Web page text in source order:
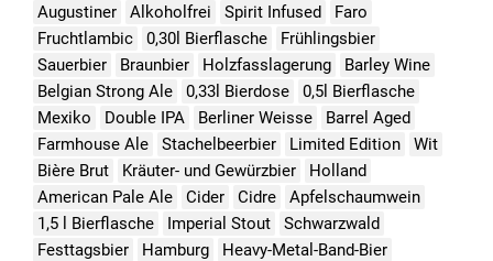
Augustiner
Alkoholfrei Spirit Infused
Faro
Fruchtlambic
0,30l Bierflasche
Frühlingsbier
Sauerbier
Braunbier Holzfasslagerung
Barley Wine
Belgian Strong Ale
0,33l Bierdose
0,5l Bierflasche
Mexiko
Double IPA Berliner Weisse
Barrel Aged
Farmhouse Ale
Stachelbeerbier Limited Edition
Wit
Bière Brut
Kräuter- und Gewürzbier
Holland
American Pale Ale
Cider Cidre
Apfelschaumwein
1,5 l Bierflasche
Imperial Stout
Schwarzwald
Festtagsbier
Hamburg
Heavy-Metal-Band-Bier